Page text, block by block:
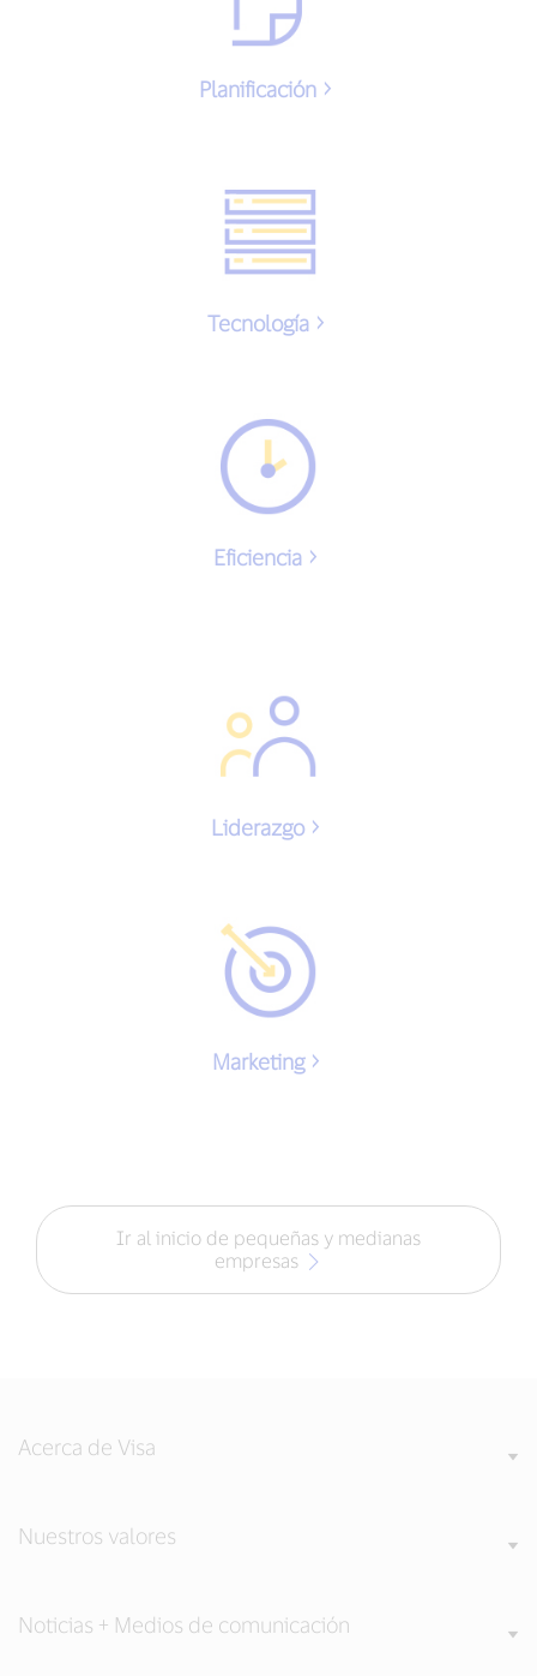
Planificación
Tecnología
Eficiencia
Liderazgo
Marketing
Ir al inicio de pequeñas y medianas
empresas
Acerca de Visa
Nuestros valores
Noticias + Medios de comunicación